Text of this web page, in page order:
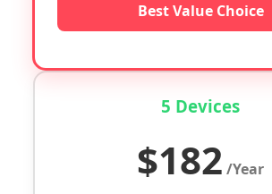
Best Value Choice
5 Devices
$182 /Year